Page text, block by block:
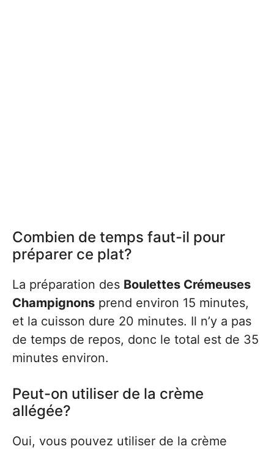
Combien de temps faut-il pour
préparer ce plat?
La préparation des Boulettes Crémeuses
Champignons prend environ 15 minutes,
et la cuisson dure 20 minutes. Il n’y a pas
de temps de repos, donc le total est de 35
minutes environ.
Peut-on utiliser de la crème
allégée?
Oui, vous pouvez utiliser de la crème